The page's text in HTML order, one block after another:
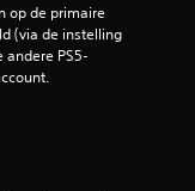
op de primaire
(via de instelling
PS5-